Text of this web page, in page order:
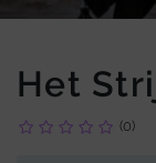
Het
(0)